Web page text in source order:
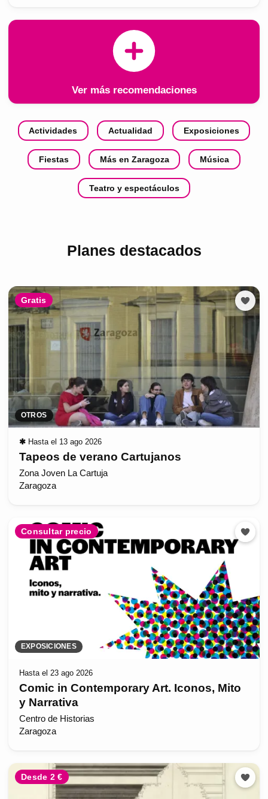
Ver más recomendaciones
Actividades Actualidad Exposiciones
Fiestas Más en Zaragoza Música
Teatro y espectáculos
Planes destacados
Gratis
OTROS
✱ Hasta el 13 ago 2026
Tapeos de verano Cartujanos
Zona Joven La Cartuja
Zaragoza
Consultar precio
EXPOSICIONES
Hasta el 23 ago 2026
Comic in Contemporary Art. Iconos, Mito
y Narrativa
Centro de Historias
Zaragoza
Desde 2 €